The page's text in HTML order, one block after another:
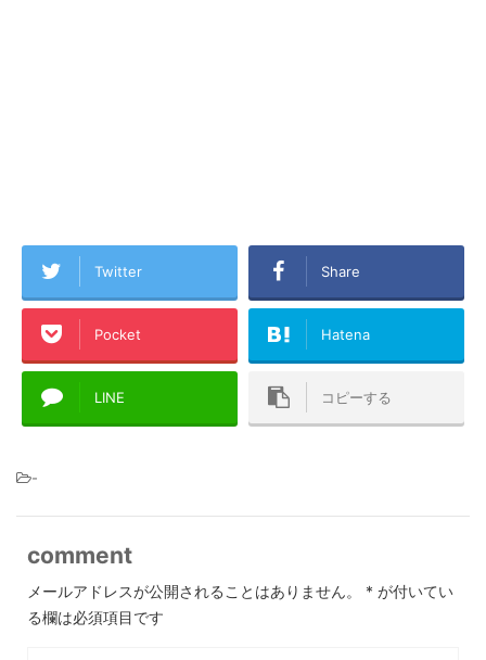
Twitter Share
Pocket Hatena
LINE コピーする
-
comment
メールアドレスが公開されることはありません。 * が付いてい
る欄は必須項目です